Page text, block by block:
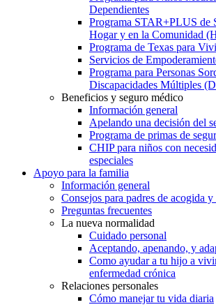
Dependientes
Programa STAR+PLUS de
Hogar y en la Comunidad
Programa de Texas para
Servicios de
Programa para Personas
Discapacidades Múltiples
Beneficios y seguro médico
Información general
Apelando una decisión del
Programa de primas de
CHIP para niños con
especiales
Apoyo para la familia
Información general
Consejos para padres de acogida
Preguntas frecuentes
La nueva normalidad
Cuidado personal
Aceptando, apenando, y
Como ayudar a tu hijo a
enfermedad crónica
Relaciones personales
Cómo manejar tu vida diaria